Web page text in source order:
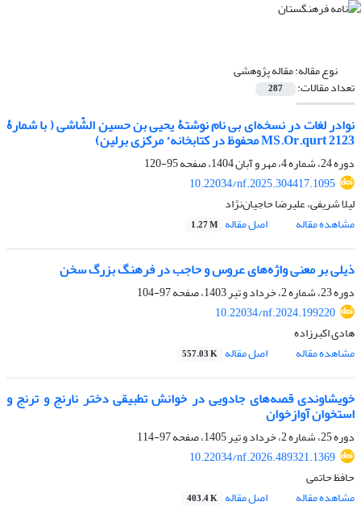
نوع مقاله:مقاله پژوهشی
تعداد مقالات: 287
نوادر لغات در نسخه‌ای بی‌ نام نوشتۀ یحیی بن حسین الشّاشی ( با شمارۀ
2123 MS.Or.qurt محفوظ در کتابخانه ءمرکزی برلین)
دوره 24، شماره 4، مهر و آبان 1404، صفحه
95-120
10.22034/nf.2025.304417.1095
لیلا شریفی، علیرضا حاجیان‌نژاد
مشاهده مقاله
اصل مقاله 1.27 M
ذیلی بر معنی واژه‌های عروس و حاجب در فرهنگ بزرگ سخن
دوره 23، شماره 2، خرداد و تیر 1403، صفحه
97-104
10.22034/nf.2024.199220
هادی اکبرزاده
مشاهده مقاله
اصل مقاله 557.03 K
خویشاوندی قصه‌های جادویی در خوانش تطبیقی دختر نارنج و ترنج و
استخوان آواز‌خوان
دوره 25، شماره 2، خرداد و تیر 1405، صفحه
97-114
10.22034/nf.2026.489321.1369
حافظ حاتمی
مشاهده مقاله
اصل مقاله 403.4 K